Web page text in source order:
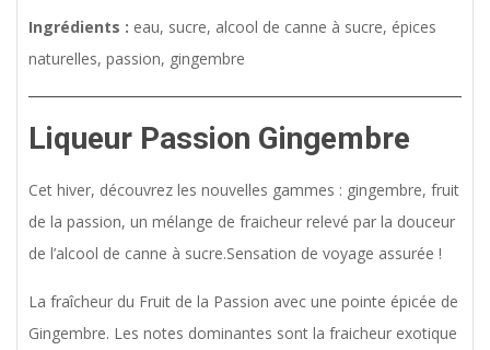
Ingrédients : eau, sucre, alcool de canne à sucre, épices
naturelles, passion, gingembre
Liqueur Passion Gingembre
Cet hiver, découvrez les nouvelles gammes : gingembre, fruit
de la passion, un mélange de fraicheur relevé par la douceur
de l’alcool de canne à sucre.Sensation de voyage assurée !
La fraîcheur du Fruit de la Passion avec une pointe épicée de
Gingembre. Les notes dominantes sont la fraicheur exotique